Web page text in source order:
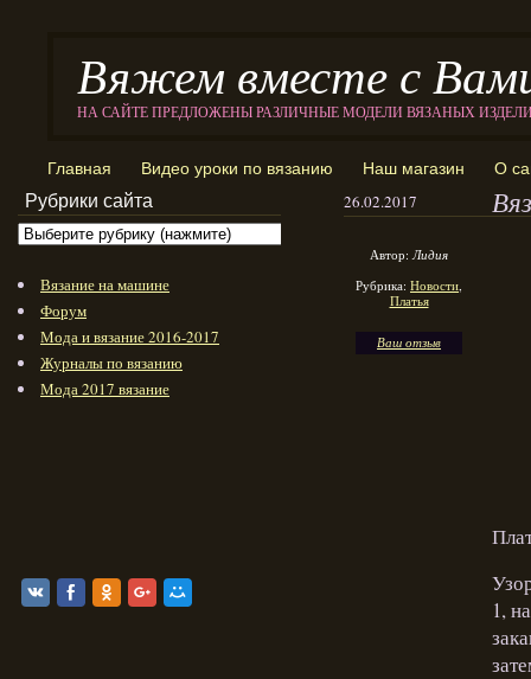
Вяжем вместе с
НА САЙТЕ ПРЕДЛОЖЕНЫ РАЗЛИЧНЫЕ МОДЕЛИ ВЯЗАНЫХ
Главная Видео уроки по вязанию Наш магазин О
26.02.2017
Автор:Лидия
Рубрика: Новости,
Платья
Ваш отзыв
1,
Рубрики сайта
Вязание на машине
Форум
Мода и вязание 2016-2017
Журналы по вязанию
Мода 2017 вязание